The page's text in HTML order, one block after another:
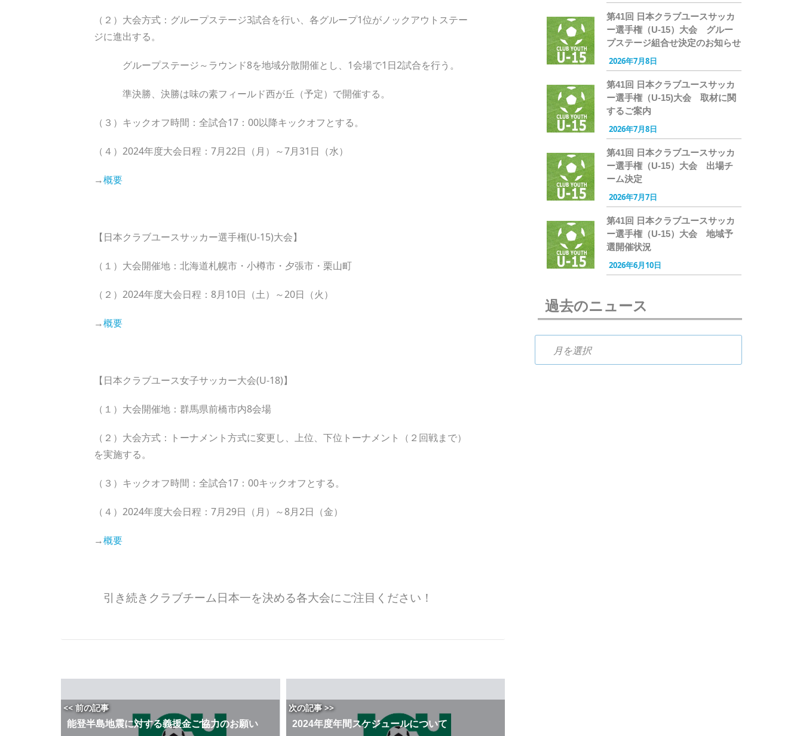
（２）大会方式：グループステージ3試合を行い、各グループ1位がノックアウトステー
ジに進出する。
グループステージ～ラウンド8を地域分散開催とし、1会場で1日2試合を行う。
準決勝、決勝は味の素フィールド西が丘（予定）で開催する。
（３）キックオフ時間：全試合17：00以降キックオフとする。
（４）2024年度大会日程：7月22日（月）～7月31日（水）
→概要
【日本クラブユースサッカー選手権(U-15)大会】
（１）大会開催地：北海道札幌市・小樽市・夕張市・栗山町
（２）2024年度大会日程：8月10日（土）～20日（火）
→概要
【日本クラブユース女子サッカー大会(U-18)】
（１）大会開催地：群馬県前橋市内8会場
（２）大会方式：トーナメント方式に変更し、上位、下位トーナメント（２回戦まで）
を実施する。
（３）キックオフ時間：全試合17：00キックオフとする。
（４）2024年度大会日程：7月29日（月）～8月2日（金）
→概要
引き続きクラブチーム日本一を決める各大会にご注目ください！
<< 前の記事
能登半島地震に対する義援金ご協力のお願い
次の記事 >>
2024年度年間スケジュールについて
第41回 日本クラブユースサッカ
ー選手権（U-15）大会 グルー
プステージ組合せ決定のお知らせ
2026年7月8日
第41回 日本クラブユースサッカ
ー選手権（U-15)大会 取材に関
するご案内
2026年7月8日
第41回 日本クラブユースサッカ
ー選手権（U-15）大会 出場チ
ーム決定
2026年7月7日
第41回 日本クラブユースサッカ
ー選手権（U-15）大会 地域予
選開催状況
2026年6月10日
過去のニュース